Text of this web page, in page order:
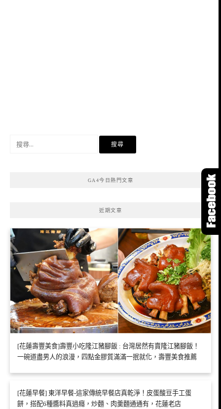
GA4今日熱門文章
近期文章
[花蓮壽豐美食]壽豐小吃隆江豬腳飯 : 台灣居然有賣隆江豬腳飯！
一碗道盡男人的浪漫，四點金膠質滿滿一抿就化，壽豐美食推薦
[花蓮早餐] 東洋早餐-這家傳統早餐店真乾淨！皮蛋酸豆手工蛋
餅，搭配6種醬料真過癮，炒麵、肉羹麵通通有，花蓮老店